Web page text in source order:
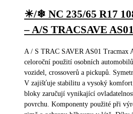
☀/❄ NC 235/65 R17
– A/S TRACSAVE AS01
A / S TRAC SAVER AS01 Tracmax
celoroční použití osobních
vozidel, crossoverů a pickupů.
V zajišťuje stabilitu a vysoký
bloky zaručují vynikající
povrchu. Komponenty použité při